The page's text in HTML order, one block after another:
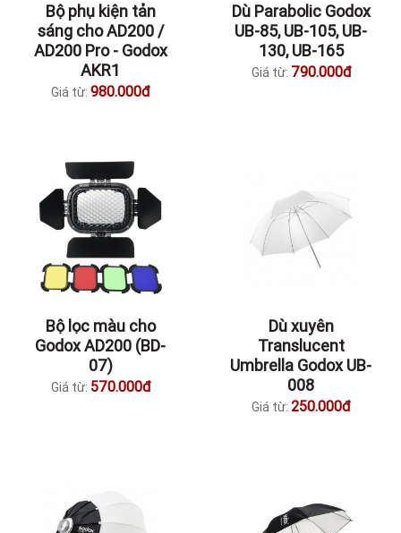
Bộ phụ kiện tản
sáng cho AD200 /
AD200 Pro - Godox
AKR1
Giá từ: 980.000đ
Dù Parabolic Godox
UB-85, UB-105, UB-
130, UB-165
Giá từ: 790.000đ
Bộ lọc màu cho
Godox AD200 (BD-
07)
Giá từ: 570.000đ
Dù xuyên
Translucent
Umbrella Godox UB-
008
Giá từ: 250.000đ